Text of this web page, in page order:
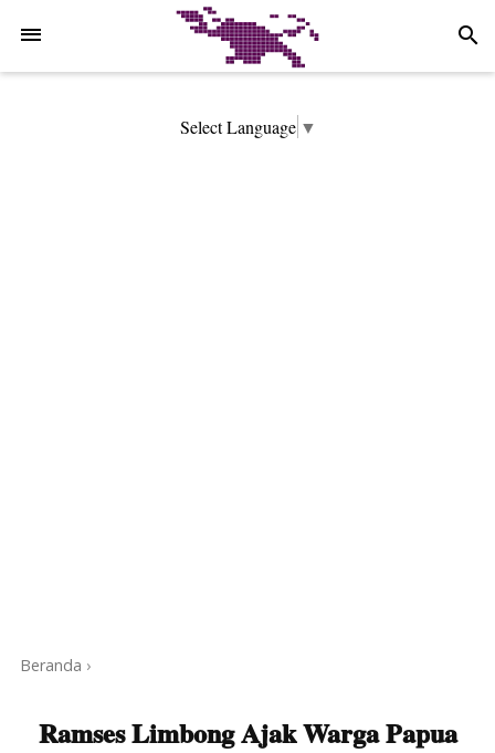
search
Select Language ▼
Beranda ›
Ramses Limbong Ajak Warga Papua